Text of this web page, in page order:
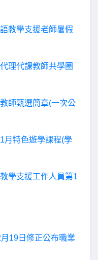
教學支援老師暑假
理代課教師共學圈
師甄選簡章(一次公
月特色遊學課程(學
學支援工作人員第1
19日修正公布職業